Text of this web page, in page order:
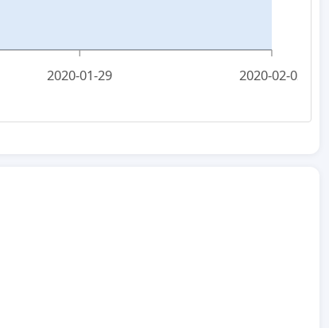
2020-01-29 2020-02-02